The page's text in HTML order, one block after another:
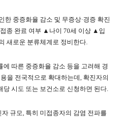
한 중증화율 감소 및 무증상·경증 확진
종 완료 여부 ▲나이 70세 이상 ▲입
새로운 분류체계로 정비한다.
따른 중증화율 감소 등을 고려해 경
을 전국적으로 확대하는데, 확진자의
당 시도 또는 보건소로 신청하면 된다.
규모, 특히 미접종자의 감염 전파를